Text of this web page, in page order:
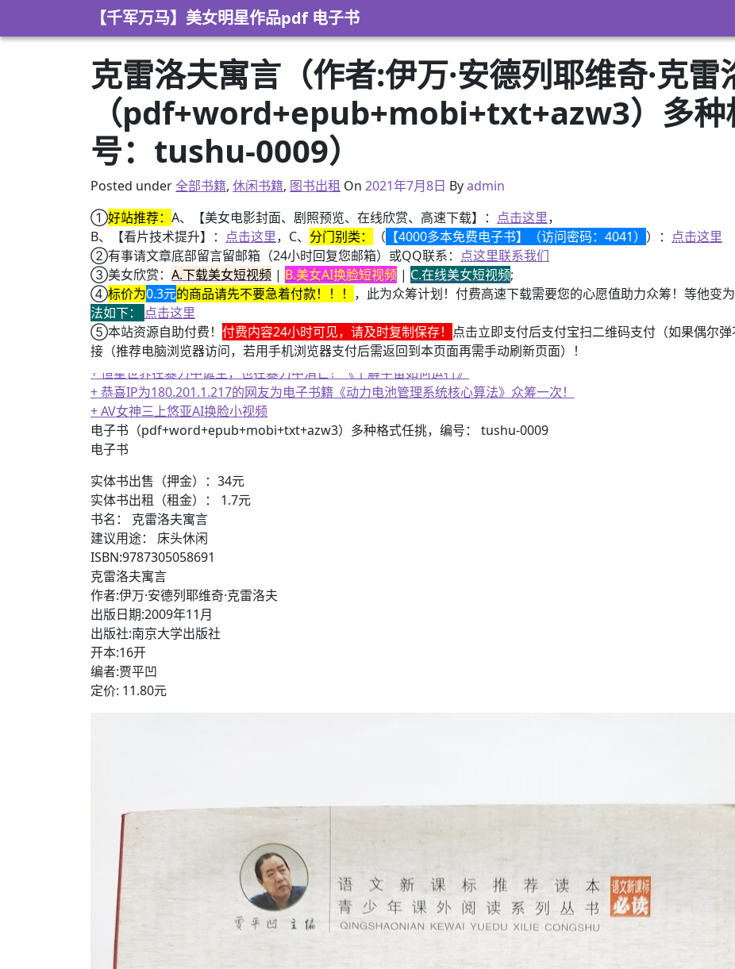
【千军万马】美女明星作品pdf 电子书
克雷洛夫寓言（作者:伊万·安德列耶维奇·克
（pdf+word+epub+mobi+txt+azw3）多种
号：tushu-0009）
Posted under全部书籍, 休闲书籍, 图书出租 On 2021年1月13日
2021年7月8日 Byadmin
①好站推荐： A、【美女电影封面、剧照预览、在线欣赏、高速下载】： 点击这里，
B、【看片技术提升】： 点击这里，C、 分门别类： （ 【4000多本免费电子书】（访问密码：4041） ）： 点击这里
②有事请文章底部留言留邮箱（24小时回复您邮箱）或QQ联系： 点这里联系我们
③美女欣赏： A.下载美女短视频 | B.美女AI换脸短视频 | C.在线美女短视频;
④标价为0.3元的商品请先不要急着付款！！！ ，此为众筹计划！付费高速下载需要您的心愿值助力众筹！等他变
法如下： 点击这里
⑤本站资源自助付费！ 付费内容24小时可见，请及时复制保存！ 点击立即支付后支付宝扫二维码支付（如果偶尔
接（推荐电脑浏览器访问，若用手机浏览器支付后需返回到本页面再需手动刷新页面）！
+ 恒星世界在暴力中诞生，也在暴力中消亡！《了解宇宙如何运行》
+ 恭喜IP为180.201.1.217的网友为电子书籍《动力电池管理系统核心算法》众筹一次！
+ AV女神三上悠亚AI换脸小视频
电子书（pdf+word+epub+mobi+txt+azw3）多种格式任挑，编号： tushu-0009
电子书
实体书出售（押金）：34元
实体书出租（租金）： 1.7元
书名： 克雷洛夫寓言
建议用途： 床头休闲
ISBN:9787305058691
克雷洛夫寓言
作者:伊万·安德列耶维奇·克雷洛夫
出版日期:2009年11月
出版社:南京大学出版社
开本:16开
编者:贾平凹
定价: 11.80元